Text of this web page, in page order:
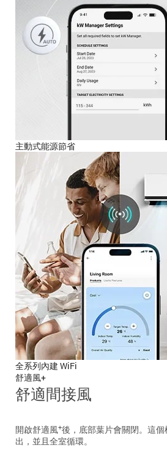
主動式能源節省
全系列內建 WiFi
舒適風+
舒適間接風
開啟舒適風+後，底部葉片會關閉。這
出，並且全室循環。